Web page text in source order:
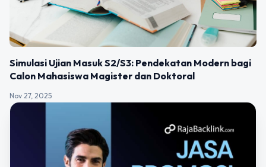
Simulasi Ujian Masuk S2/S3: Pendekatan Modern bagi
Calon Mahasiswa Magister dan Doktoral
Nov 27, 2025